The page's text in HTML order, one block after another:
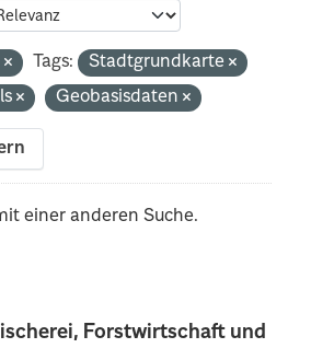
Forstwirtschaft und
Tags:
Stadtgrundkarte
Geobasisdaten
einer anderen Suche.